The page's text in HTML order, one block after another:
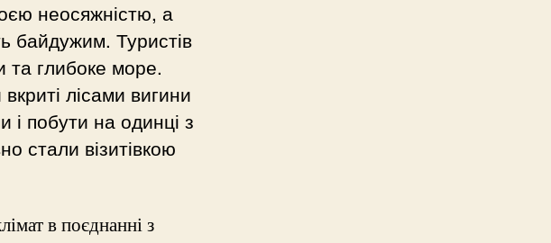
неосяжністю, а
байдужим. Туристів
та глибоке море.
лісами вигини
і побути на одинці з
стали візитівкою
в поєднанні з